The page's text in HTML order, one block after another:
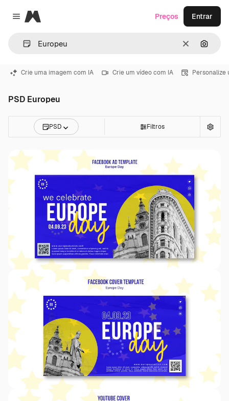
Close menu
Magnific
Limpar
Preços Entrar
Crie uma imagem com IA Crie um vídeo com IA Personalize
PSD Europeu
PSD Filtros